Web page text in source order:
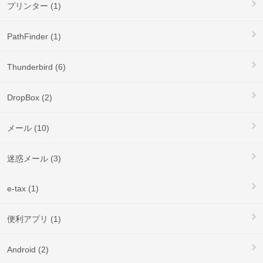
プリンター (1)
PathFinder (1)
Thunderbird (6)
DropBox (2)
メール (10)
迷惑メール (3)
e-tax (1)
便利アプリ (1)
Android (2)